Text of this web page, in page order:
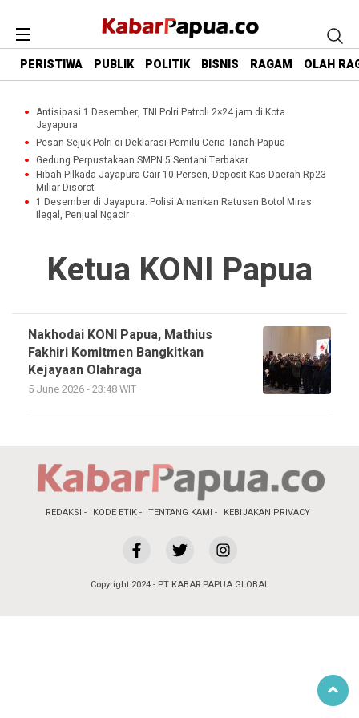
PERISTIWA PUBLIK POLITIK BISNIS RAGAM OLAH
Antisipasi 1 Desember, TNI Polri Patroli 2×24 jam di Kota
Jayapura
Pesan Sejuk Polri di Deklarasi Pemilu Ceria Tanah Papua
Gedung Perpustakaan SMPN 5 Sentani Terbakar
Hibah Pilkada Jayapura Cair 10 Persen, Deposit Kas Daerah Rp23
Miliar Disorot
1 Desember di Jayapura: Polisi Amankan Ratusan Botol Miras
Ilegal, Penjual Ngacir
Ketua KONI Papua
Nakhodai KONI Papua, Mathius
Fakhiri Komitmen Bangkitkan
Kejayaan Olahraga
5 June 2026 - 23:48 WIT
REDAKSI KODE ETIK TENTANG KAMI KEBIJAKAN PRIVACY
Copyright 2024 - PT KABAR PAPUA GLOBAL